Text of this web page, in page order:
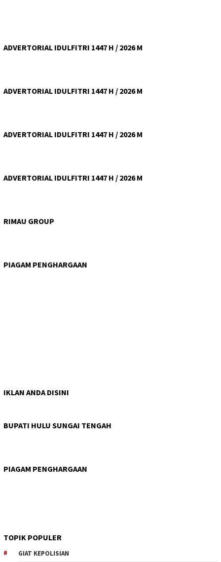
ADVERTORIAL IDULFITRI 1447 H / 2026 M
ADVERTORIAL IDULFITRI 1447 H / 2026 M
ADVERTORIAL IDULFITRI 1447 H / 2026 M
ADVERTORIAL IDULFITRI 1447 H / 2026 M
RIMAU GROUP
PIAGAM PENGHARGAAN
IKLAN ANDA DISINI
BUPATI HULU SUNGAI TENGAH
PIAGAM PENGHARGAAN
TOPIK POPULER
GIAT KEPOLISIAN